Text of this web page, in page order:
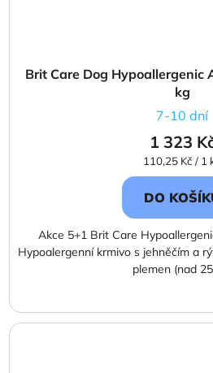
Brit Care Dog Hypoallergenic
kg
7-10 dní
1 323
Měrná
cena:
110,25 Kč / 1
DO
Akce 5+1 Brit Care
Hypoalergenní krmivo s jehněčím a
plemen (nad